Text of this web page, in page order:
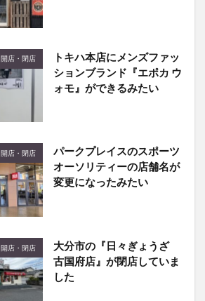
開店・閉店
トキハ本店にメンズファッ
ションブランド『エポカ ウ
ォモ』ができるみたい
開店・閉店
パークプレイスのスポーツ
オーソリティーの店舗名が
変更になったみたい
開店・閉店
大分市の『日々ぎょうざ
古国府店』が閉店していま
した